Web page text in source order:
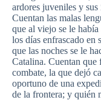
ardores juveniles y
Cuentan las malas
que al viejo se le
los días enfrascado en
que las noches se le
Catalina. Cuentan que
combate, la que dejó
oportuno de una
de la frontera; y quién